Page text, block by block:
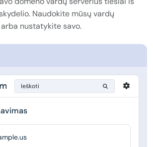
Ieškoti
Naudokite mūsų vardų
nustatykite savo.